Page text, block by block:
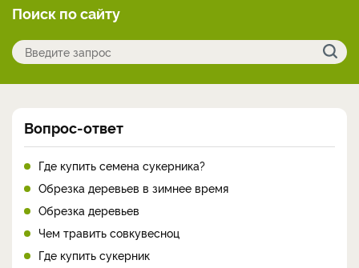
Поиск по сайту
Вопрос-ответ
Где купить семена сукерника?
Обрезка деревьев в зимнее время
Обрезка деревьев
Чем травить совкувесноц
Где купить сукерник